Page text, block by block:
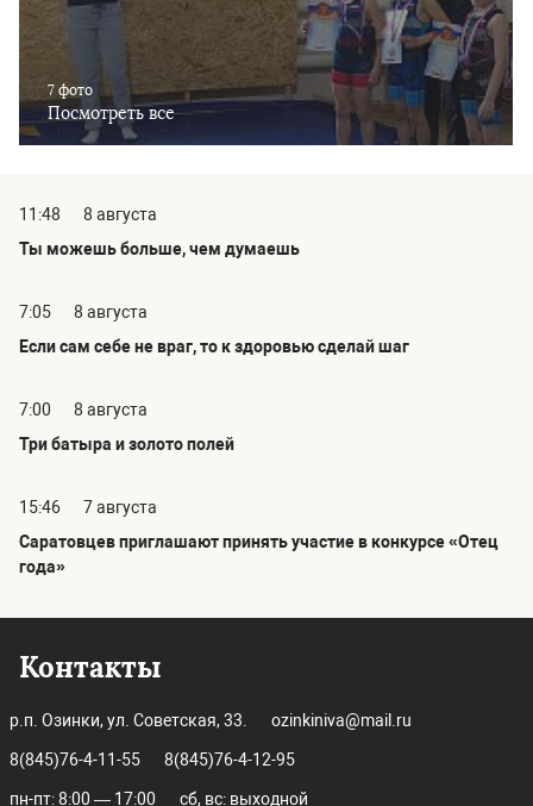
7 фото
Посмотреть все
11:48
8 августа
Ты можешь больше, чем думаешь
7:05
8 августа
Если сам себе не враг, то к здоровью сделай шаг
7:00
8 августа
Три батыра и золото полей
15:46
7 августа
Саратовцев приглашают принять участие в конкурсе «Отец
года»
Контакты
р.п. Озинки, ул. Советская, 33. ozinkiniva@mail.ru
8(845)76-4-11-55 8(845)76-4-12-95
пн-пт: 8:00 — 17:00 сб, вс: выходной